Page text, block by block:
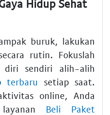
Hidup Sehat
buruk, lakukan
rutin. Fokuslah
diri sendiri alih-alih
terbaru setiap saat.
online, Anda
Beli Paket